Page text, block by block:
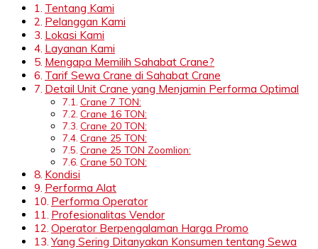
Tentang Kami
Pelanggan Kami
Lokasi Kami
Layanan Kami
Mengapa Memilih Sahabat Crane?
Tarif Sewa Crane di Sahabat Crane
Detail Unit Crane yang Menjamin Performa Optimal
Crane 7 TON:
Crane 16 TON:
Crane 20 TON:
Crane 25 TON:
Crane 25 TON Zoomlion:
Crane 50 TON:
Kondisi
Performa Alat
Performa Operator
Profesionalitas Vendor
Operator Berpengalaman Harga Promo
Yang Sering Ditanyakan Konsumen tentang Sewa